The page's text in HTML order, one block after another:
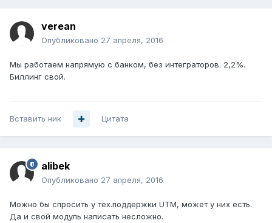
verean
Опубликовано 27 апреля, 2016
Мы работаем напрямую с банком, без интеграторов. 2,2%.
Биллинг свой.
Вставить ник Цитата
alibek
Опубликовано 27 апреля, 2016
Можно бы спросить у тех.поддержки UTM, может у них есть.
Да и свой модуль написать несложно.